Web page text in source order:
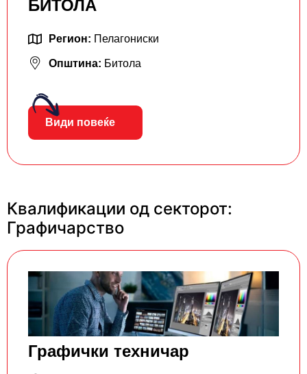
БИТОЛА
Регион: Пелагониски
Општина: Битола
Види повеќе
Квалификации од секторот:
Графичарство
Графички техничар